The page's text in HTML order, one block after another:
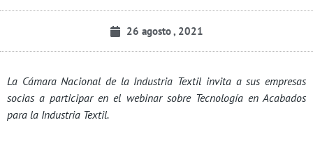
26 agosto , 2021
La Cámara Nacional de la Industria Textil invita a sus empresas
socias a participar en el webinar sobre Tecnología en Acabados
para la Industria Textil.